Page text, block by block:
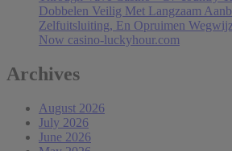
Dobbelen Veilig Met Langzaam
Zelfuitsluiting, En Opruimen
Now casino-luckyhour.com
Archives
August 2026
July 2026
June 2026